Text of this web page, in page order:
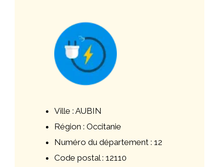
Ville : AUBIN
Région : Occitanie
Numéro du département : 12
Code postal : 12110